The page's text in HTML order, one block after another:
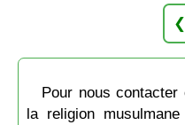
❮
Pour nous
la religion